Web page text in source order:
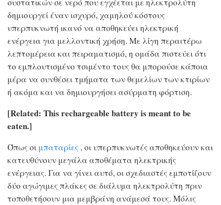
δημιουργεί έναν ισχυρό, χαμηλού κόστους
υπερπυκνωτή ικανό να αποθηκεύει ηλεκτρική
ενέργεια για μελλοντική χρήση. Με λίγη περαιτέρω
λεπτομέρεια και πειραματισμό, η ομάδα πιστεύει ότι
το εμπλουτισμένο τσιμέντο τους θα μπορούσε κάποια
μέρα να συνθέσει τμήματα των θεμελίων των κτιρίων
ή ακόμα και να δημιουργήσει ασύρματη φόρτιση.
[Related: This rechargeable battery is meant to be
eaten.]
Όπως οι μπαταρίες , οι υπερπυκνωτές αποθηκεύουν και
κατευθύνουν μεγάλα αποθέματα ηλεκτρικής
ενέργειας. Για να γίνει αυτό, οι σχεδιαστές εμποτίζουν
δύο αγώγιμες πλάκες σε διάλυμα ηλεκτρολύτη πριν
τοποθετήσουν μια μεμβράνη ανάμεσά τους. Μόλις